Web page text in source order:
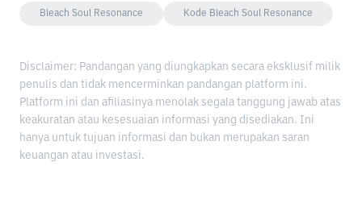
Bleach Soul Resonance Kode Bleach Soul Resonance
Disclaimer: Pandangan yang diungkapkan secara eksklusif milik
penulis dan tidak mencerminkan pandangan platform ini.
Platform ini dan afiliasinya menolak segala tanggung jawab atas
keakuratan atau kesesuaian informasi yang disediakan. Ini
hanya untuk tujuan informasi dan bukan merupakan saran
keuangan atau investasi.